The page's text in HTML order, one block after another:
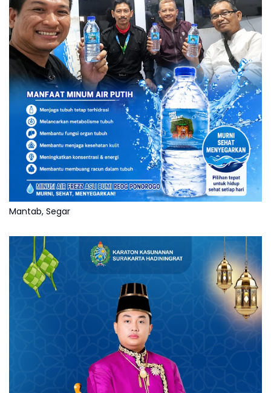
Mantab, Segar